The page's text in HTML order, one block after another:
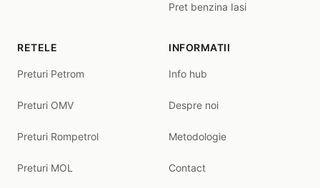
Pret benzina Iasi
RETELE
Preturi Petrom
Preturi OMV
Preturi Rompetrol
Preturi MOL
INFORMATII
Info hub
Despre noi
Metodologie
Contact